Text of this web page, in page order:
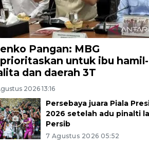
Pangan: MBG
untuk ibu hamil-
dan daerah 3T
2026 13:16
Persebaya juara Piala
2026 setelah adu pinalti
Persib
7 Agustus 2026 05:52